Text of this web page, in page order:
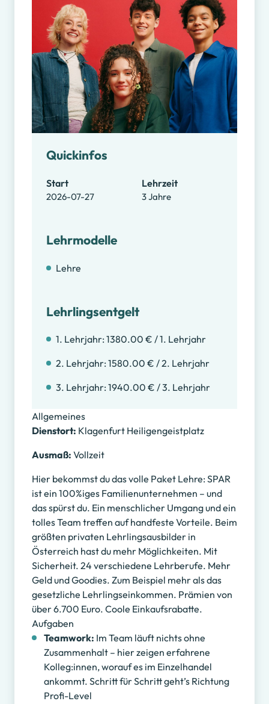
Quickinfos
Start
2026-07-27
Lehrzeit
3 Jahre
Lehrmodelle
Lehre
Lehrlingsentgelt
1. Lehrjahr: 1380.00 € / 1. Lehrjahr
2. Lehrjahr: 1580.00 € / 2. Lehrjahr
3. Lehrjahr: 1940.00 € / 3. Lehrjahr
Allgemeines
Dienstort: Klagenfurt Heiligengeistplatz
Ausmaß: Vollzeit
Hier bekommst du das volle Paket Lehre: SPAR
ist ein 100%iges Familienunternehmen – und
das spürst du. Ein menschlicher Umgang und ein
tolles Team treffen auf handfeste Vorteile. Beim
größten privaten Lehrlingsausbilder in
Österreich hast du mehr Möglichkeiten. Mit
Sicherheit. 24 verschiedene Lehrberufe. Mehr
Geld und Goodies. Zum Beispiel mehr als das
gesetzliche Lehrlingseinkommen. Prämien von
über 6.700 Euro. Coole Einkaufsrabatte.
Aufgaben
Teamwork: Im Team läuft nichts ohne
Zusammenhalt – hier zeigen erfahrene
Kolleg:innen, worauf es im Einzelhandel
ankommt. Schritt für Schritt geht’s Richtung
Profi-Level